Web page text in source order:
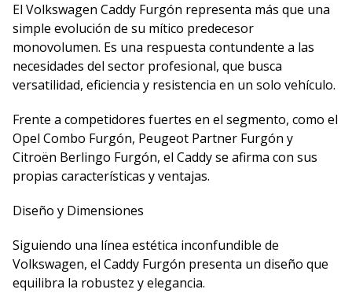
El Volkswagen Caddy Furgón representa más que una
simple evolución de su mítico predecesor
monovolumen. Es una respuesta contundente a las
necesidades del sector profesional, que busca
versatilidad, eficiencia y resistencia en un solo vehículo.
Frente a competidores fuertes en el segmento, como el
Opel Combo Furgón, Peugeot Partner Furgón y
Citroën Berlingo Furgón, el Caddy se afirma con sus
propias características y ventajas.
Diseño y Dimensiones
Siguiendo una línea estética inconfundible de
Volkswagen, el Caddy Furgón presenta un diseño que
equilibra la robustez y elegancia.